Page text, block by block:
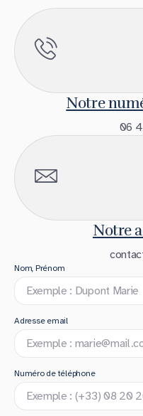
Nom, Prénom
Adresse email
Numéro de téléphone
Notre
06
Notre